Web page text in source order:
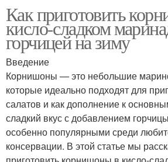
Как приготовить
кисло-сладком
горчицей на зиму
Введение
Корнишоны — это небольшие
которые идеально подходят для
салатов и как дополнение к
сладкий вкус с добавлением
особенно популярными среди
консервации. В этой статье мы